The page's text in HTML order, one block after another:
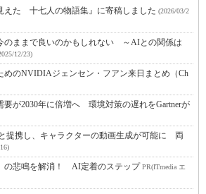
えた 十七人の物語集』に寄稿しました (2026/03/2
のままで良いのかもしれない ～AIとの関係は
12/23)
めのNVIDIAジェンセン・フアン来日まとめ（Ch
要が2030年に倍増へ 環境対策の遅れをGartnerが
提携し、キャラクターの動画生成が可能に 両
の悲鳴を解消！ AI定着のステップPR(ITmedia エ